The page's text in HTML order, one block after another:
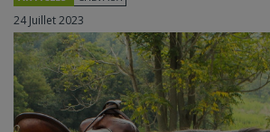
24 Juillet 2023